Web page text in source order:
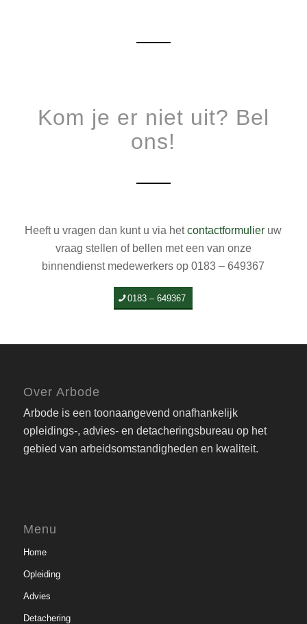
Kom je er niet uit? Bel
ons!
Heeft u vragen dan kunt u via hetcontactformulier uw
vraag stellen of bellen met een van onze
binnendienst medewerkers op 0183 – 649367
0183 – 649367
Over Arbode
Arbode is een toonaangevend onafhankelijk
opleidings-, advies- en detacheringsbureau op het
gebied van arbeidsomstandigheden en kwaliteit.
Menu
Home
Opleiding
Advies
Detachering